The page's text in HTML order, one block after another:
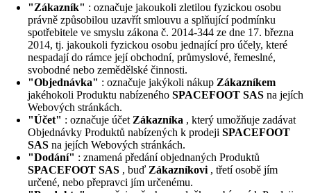
"Zákazník" : označuje jakoukoli zletilou fyzickou osobu
právně způsobilou uzavřít smlouvu a splňující podmínku
spotřebitele ve smyslu zákona č. 2014-344 ze dne 17. března
2014, tj. jakoukoli fyzickou osobu jednající pro účely, které
nespadají do rámce její obchodní, průmyslové, řemeslné,
svobodné nebo zemědělské činnosti.
"Objednávka" : označuje jakýkoli nákup Zákazníkem
jakéhokoli Produktu nabízeného SPACEFOOT SAS na jejích
Webových stránkách.
"Účet" : označuje účet Zákazníka , který umožňuje zadávat
Objednávky Produktů nabízených k prodeji SPACEFOOT
SAS na jejích Webových stránkách.
"Dodání" : znamená předání objednaných Produktů
SPACEFOOT SAS , buď Zákazníkovi , třetí osobě jím
určené, nebo přepravci jím určenému.